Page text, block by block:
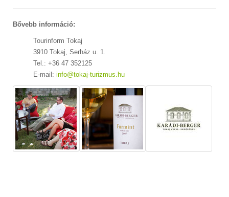
Bővebb információ:
Tourinform Tokaj
3910 Tokaj, Serház u. 1.
Tel.: +36 47 352125
E-mail: info@tokaj-turizmus.hu